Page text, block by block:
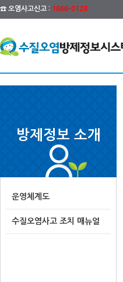
☎ 오염사고신고 : 1666-0128
방제정보 소개
운영체계도
수질오염사고 조치 매뉴얼